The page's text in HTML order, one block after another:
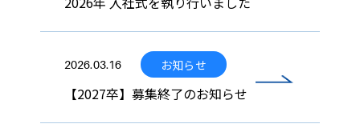
2026.03.16 お知らせ
【2027卒】募集終了のお知らせ